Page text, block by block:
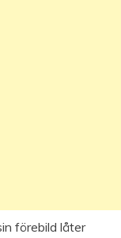
förebild låter